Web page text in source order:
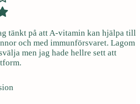
tänkt på att A-vitamin kan hjälpa till
och med immunförsvaret. Lagom
men jag hade hellre sett att